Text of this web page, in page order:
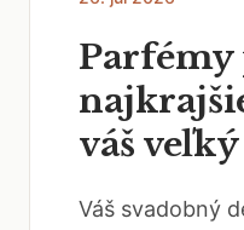
Parfémy
váš
Váš svadobný